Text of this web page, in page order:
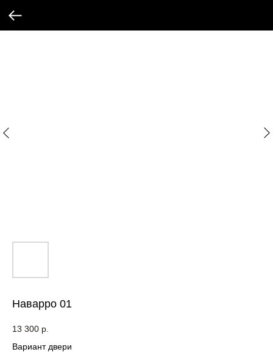
Наварро 01
13 300 р.
Вариант двери